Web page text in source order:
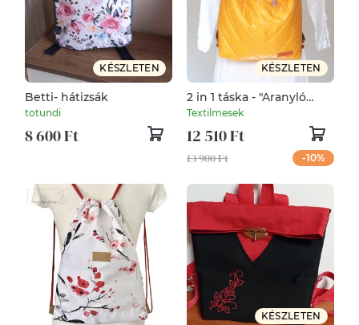
KÉSZLETEN
Betti- hátizsák
totundi
8 600 Ft
KÉSZLETEN
2 in 1 táska - "Aranyló
méz"
Textilmesek
12 510 Ft
13 900 Ft -10%
KÉSZLETEN